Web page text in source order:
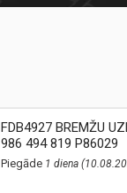
FDB4927 BREMŽU
986 494 819 P86029
Piegāde 1 diena